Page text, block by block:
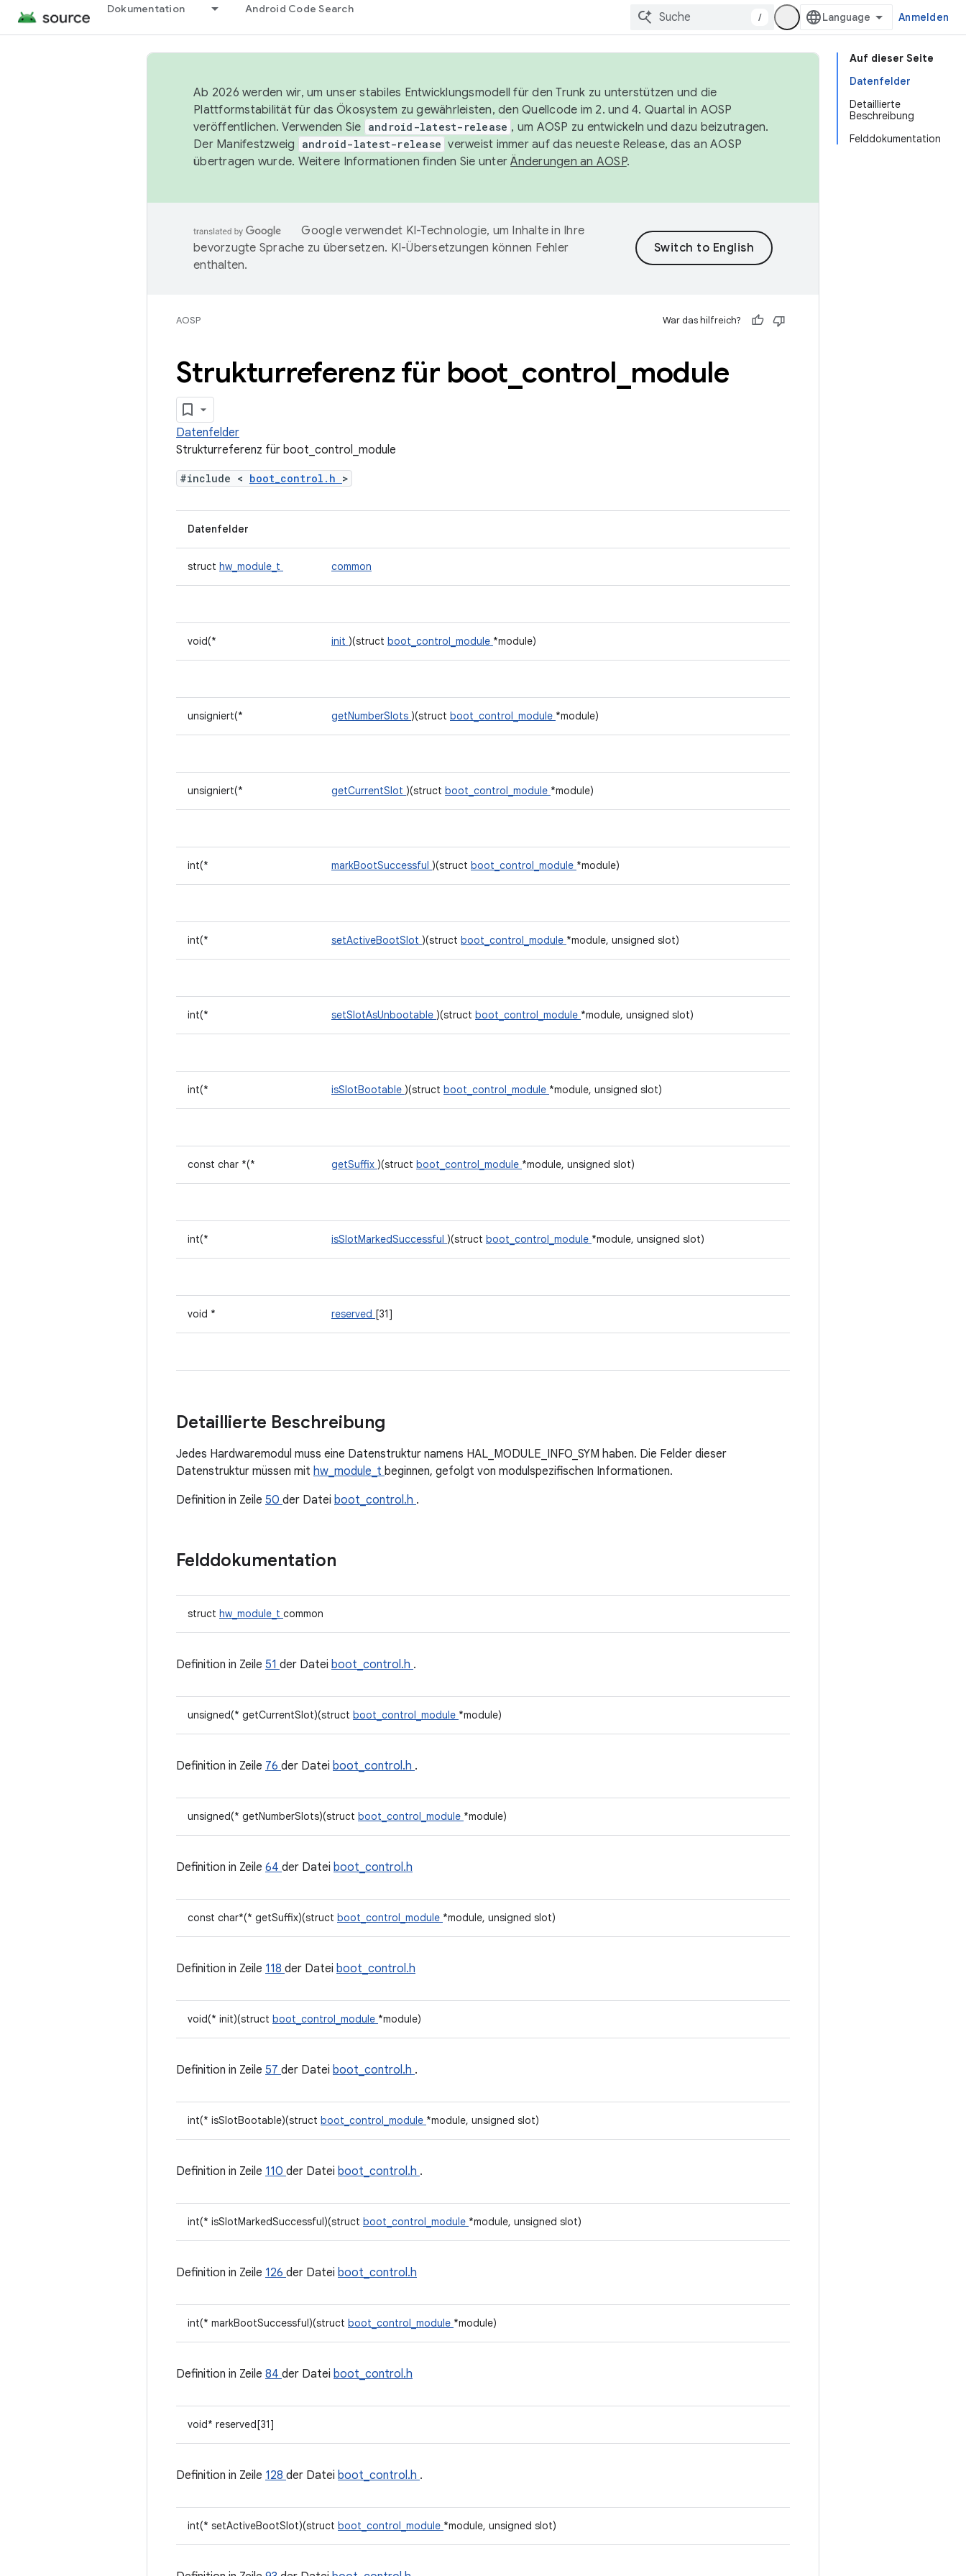
Dokumentation Android Code Search
/ Anmelden
Auf dieser Seite
Datenfelder
Detaillierte
Beschreibung
Felddokumentation
Ab 2026 werden wir, um unser stabiles Entwicklungsmodell für den Trunk zu unterstützen und die
Plattformstabilität für das Ökosystem zu gewährleisten, den Quellcode im 2. und 4. Quartal in AOSP
veröffentlichen. Verwenden Sie android-latest-release , um AOSP zu entwickeln und dazu beizutragen.
Der Manifestzweig
android-latest-release verweist immer auf das neueste Release, das an AOSP
übertragen wurde. Weitere Informationen finden Sie unterÄnderungen an AOSP.
Google verwendet KI-Technologie, um Inhalte in Ihre
bevorzugte Sprache zu übersetzen. KI-Übersetzungen können Fehler
enthalten.
AOSP War das hilfreich?
Strukturreferenz für boot control module
Datenfelder
Strukturreferenz für boot_control_module
#include < boot_control.h >
Datenfelder
struct hw_module_t common
void(* init )(struct boot_control_module *module)
unsigniert(* getNumberSlots )(struct boot_control_module *module)
unsigniert(* getCurrentSlot )(struct boot_control_module *module)
int(* markBootSuccessful )(struct boot_control_module *module)
int(* setActiveBootSlot )(struct boot_control_module *module, unsigned slot)
int(* setSlotAsUnbootable )(struct boot_control_module *module, unsigned slot)
int(* isSlotBootable )(struct boot_control_module *module, unsigned slot)
const char *(* getSuffix )(struct boot_control_module *module, unsigned slot)
int(* isSlotMarkedSuccessful )(struct boot_control_module *module, unsigned slot)
void * reserved [31]
Detaillierte Beschreibung
Jedes Hardwaremodul muss eine Datenstruktur namens HAL_MODULE_INFO_SYM haben. Die Felder dieser
Datenstruktur müssen mit hw_module_t beginnen, gefolgt von modulspezifischen Informationen.
Definition in Zeile 50 der Datei boot_control.h .
Felddokumentation
struct hw_module_t common
Definition in Zeile 51 der Datei boot_control.h .
unsigned(* getCurrentSlot)(struct boot_control_module *module)
Definition in Zeile 76 der Datei boot_control.h .
unsigned(* getNumberSlots)(struct boot_control_module *module)
Definition in Zeile 64 der Datei boot_control.h
const char*(* getSuffix)(struct boot_control_module *module, unsigned slot)
Definition in Zeile 118 der Datei boot_control.h
void(* init)(struct boot_control_module *module)
Definition in Zeile 57 der Datei boot_control.h .
int(* isSlotBootable)(struct boot_control_module *module, unsigned slot)
Definition in Zeile 110 der Datei boot_control.h .
int(* isSlotMarkedSuccessful)(struct boot_control_module *module, unsigned slot)
Definition in Zeile 126 der Datei boot_control.h
int(* markBootSuccessful)(struct boot_control_module *module)
Definition in Zeile 84 der Datei boot_control.h
void* reserved[31]
Definition in Zeile 128 der Datei boot_control.h .
int(* setActiveBootSlot)(struct boot_control_module *module, unsigned slot)